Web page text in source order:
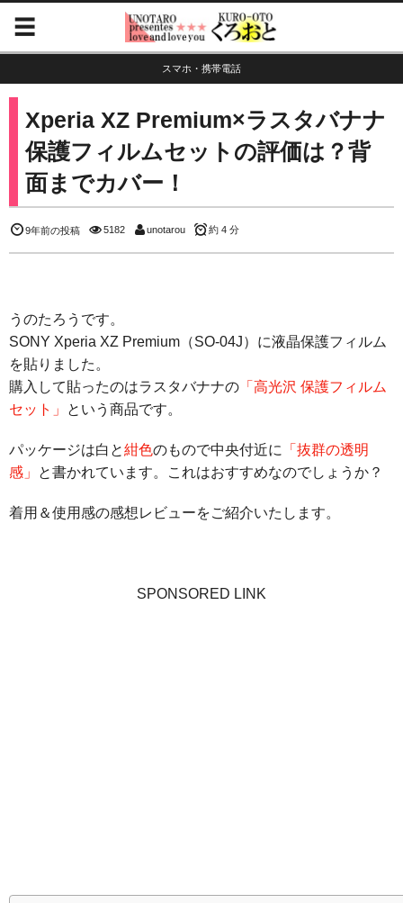
スマホ・携帯電話
Xperia XZ Premium×ラスタバナナ
保護フィルムセットの評価は？背
面までカバー！
9年前の投稿 5182 unotarou 約 4 分
うのたろうです。
SONY Xperia XZ Premium（SO-04J）に液晶保護フィルム
を貼りました。
購入して貼ったのはラスタバナナの 「高光沢 保護フィルム
セット」
という商品です。
パッケージは白と紺色のもので中央付近に
「抜群の透明
感」
と書かれています。これはおすすめなのでしょうか？
着用＆使用感の感想レビューをご紹介いたします。
SPONSORED LINK